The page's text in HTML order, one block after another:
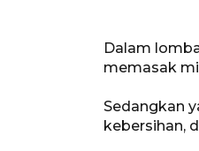
Dalam
memasak
Sedangkan
kebersihan,